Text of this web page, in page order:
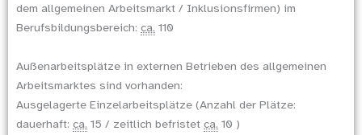
dem allgemeinen Arbeitsmarkt / Inklusionsfirmen) im
Berufsbildungsbereich: ca. 110
Außenarbeitsplätze in externen Betrieben des allgemeinen
Arbeitsmarktes sind vorhanden:
Ausgelagerte Einzelarbeitsplätze (Anzahl der Plätze:
dauerhaft: ca. 15 / zeitlich befristet ca. 10 )